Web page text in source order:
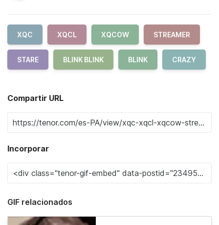
XQC XQCL XQCOW STREAMER
STARE BLINK BLINK BLINK CRAZY
Compartir URL
Incorporar
GIF relacionados